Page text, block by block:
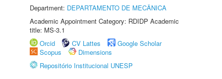
Department: DEPARTAMENTO DE MECÂNICA
Academic Appointment Category: RDIDP Academic
title: MS-3.1
Orcid
CV Lattes
Google Scholar
Scopus
Dimensions
Repositório Institucional UNESP